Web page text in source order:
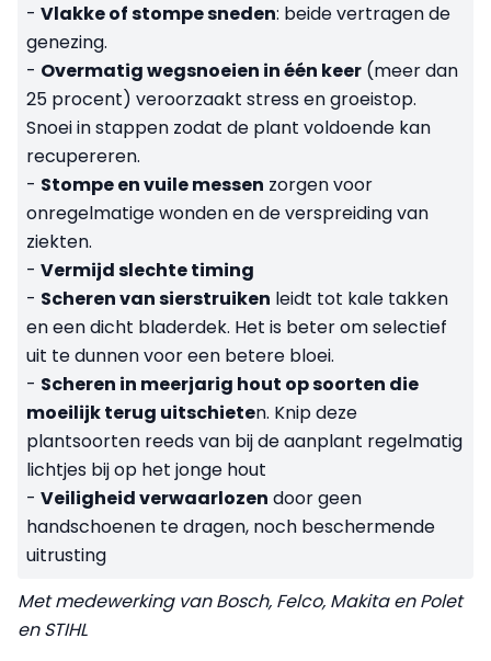
- Vlakke of stompe sneden: beide vertragen de
genezing.
- Overmatig wegsnoeien in één keer (meer dan
25 procent) veroorzaakt stress en groeistop.
Snoei in stappen zodat de plant voldoende kan
recupereren.
- Stompe en vuile messen zorgen voor
onregelmatige wonden en de verspreiding van
ziekten.
- Vermijd slechte timing
- Scheren van sierstruiken leidt tot kale takken
en een dicht bladerdek. Het is beter om selectief
uit te dunnen voor een betere bloei.
- Scheren in meerjarig hout op soorten die
moeilijk terug uitschieten. Knip deze
plantsoorten reeds van bij de aanplant regelmatig
lichtjes bij op het jonge hout
- Veiligheid verwaarlozen door geen
handschoenen te dragen, noch beschermende
uitrusting
Met medewerking van Bosch, Felco, Makita en Polet
en STIHL